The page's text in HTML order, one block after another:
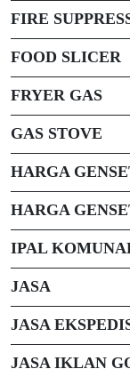
FIRE
FOOD SLICER
FRYER GAS
GAS STOVE
HARGA
HARGA
IPAL
JASA
JASA
JASA IKLAN